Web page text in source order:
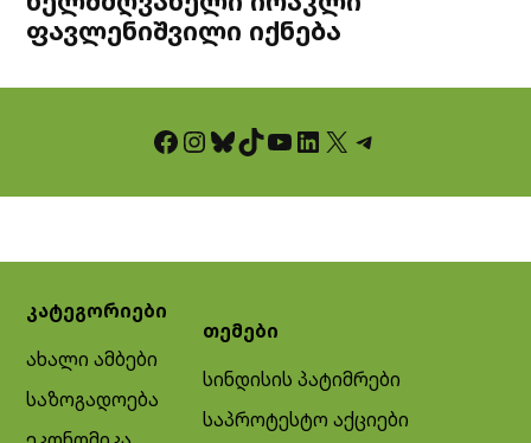
ფავლენიშვილი იქნება
Facebook InstagramBluesky TikTok YouTube LinkedIn X Telegram
კატეგორიები
ახალი ამბები
საზოგადოება
თემები
სინდისის პატიმრები
საპროტესტო აქციები